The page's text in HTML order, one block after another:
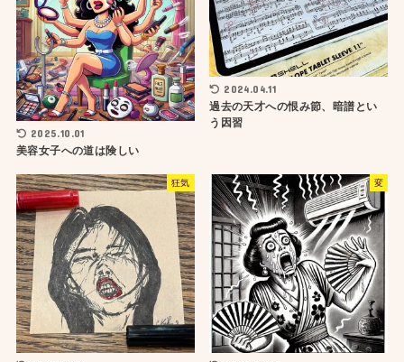
2025.10.01
美容女子への道は険しい
2024.04.11
過去の天才への恨み節、暗譜とい
う因習
狂気 変